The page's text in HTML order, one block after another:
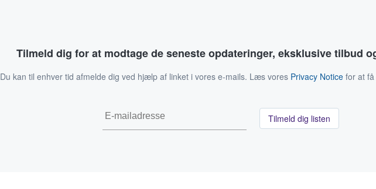
Tilmeld dig for at modtage de seneste opdateringer, eksklusive tilbud
Du kan til enhver tid afmelde dig ved hjælp af linket i vores e-mails. Læs vores Privacy Notice for at
Tilmeld dig listen